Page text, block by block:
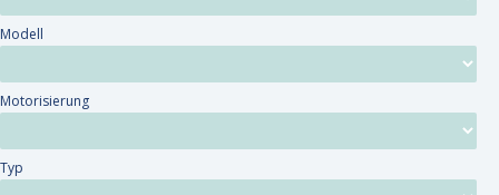
Modell
Motorisierung
Typ